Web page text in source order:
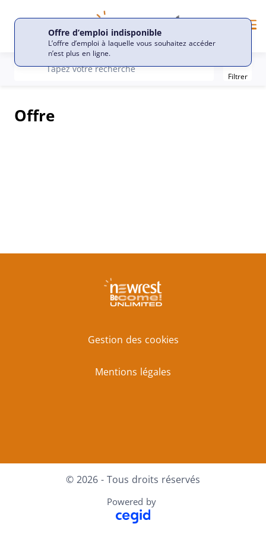
LangueOffre d’emploi indisponible
L’offre d’emploi à laquelle vous souhaitez accéder
n’est plus en ligne.
recherche
Tapez votre recherche Filter
Filtrer
Offre
Gestion des cookies
Mentions légales
© 2026 - Tous droits réservés
Powered by